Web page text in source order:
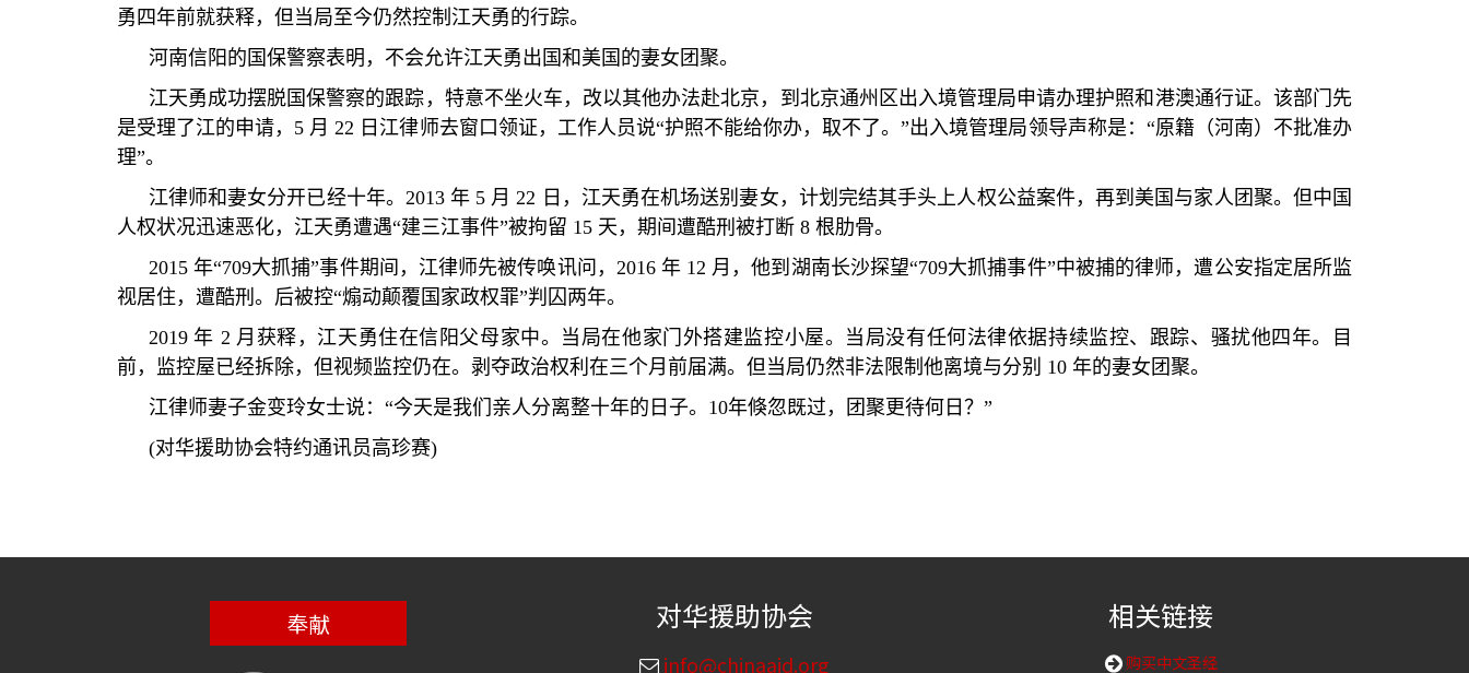
勇四年前就获释，但当局至今仍然控制江天勇的行踪。
河南信阳的国保警察表明，不会允许江天勇出国和美国的妻女团聚。
江天勇成功摆脱国保警察的跟踪，特意不坐火车，改以其他办法赴北京，到北京通州区出入境管理局申请办理护照和港澳通行证。该部门先
是受理了江的申请， 5 月 22 日江律师去窗口领证，工作人员说“护照不能给你办，取不了。”出入境管理局领导声称是： “原籍（河南）不批准办
理”。
江律师和妻女分开已经十年。 2013年 5 月 22 日，江天勇在机场送别妻女，计划完结其手头上人权公益案件，再到美国与家人团聚。但中国
人权状况迅速恶化，江天勇遭遇“建三江事件”被拘留 15 天，期间遭酷刑被打断 8 根肋骨。
2015 年“709大抓捕”事件期间，江律师先被传唤讯问， 2016 年 12 月，他到湖南长沙探望“709大抓捕事件”中被捕的律师，遭公安指定居所监
视居住，遭酷刑。后被控“煽动颠覆国家政权罪”判囚两年。
2019年 2 月获释，江天勇住在信阳父母家中。当局在他家门外搭建监控小屋。当局没有任何法律依据持续监控、跟踪、骚扰他四年。目
前，监控屋已经拆除，但视频监控仍在。剥夺政治权利在三个月前届满。但当局仍然非法限制他离境与分别 10 年的妻女团聚。
江律师妻子金变玲女士说： “今天是我们亲人分离整十年的日子。 10年倏忽既过，团聚更待何日？ ”
(对华援助协会特约通讯员高珍赛)
奉献 对华援助协会
info@chinaaid.org
相关链接
购买中文圣经